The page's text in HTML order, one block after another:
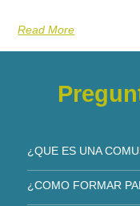
Read More
¿QUE ES UNA
¿COMO FORMAR